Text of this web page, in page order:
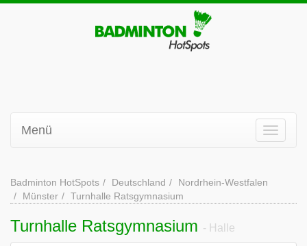
Menü
Badminton HotSpots Deutschland
Nordrhein-Westfalen
Münster
Turnhalle Ratsgymnasium
Turnhalle Ratsgymnasium - Halle